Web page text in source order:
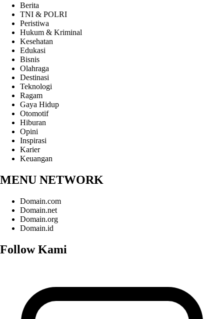
Berita
TNI & POLRI
Peristiwa
Hukum & Kriminal
Kesehatan
Edukasi
Bisnis
Olahraga
Destinasi
Teknologi
Ragam
Gaya Hidup
Otomotif
Hiburan
Opini
Inspirasi
Karier
Keuangan
MENU NETWORK
Domain.com
Domain.net
Domain.org
Domain.id
Follow Kami